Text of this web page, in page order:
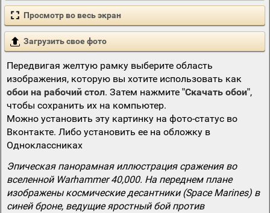
Просмотр во весь экран
Загрузить свое фото
Передвигая желтую рамку выберите область
изображения, которую вы хотите использовать как
обои на рабочий стол. Затем нажмите "Скачать обои",
чтобы сохранить их на компьютер.
Можно установить эту картинку на фото-статус во
Вконтакте. Либо установить ее на обложку в
Одноклассниках
Эпическая панорамная иллюстрация сражения во
вселенной Warhammer 40,000. На переднем плане
изображены космические десантники (Space Marines) в
синей броне, ведущие яростный бой против